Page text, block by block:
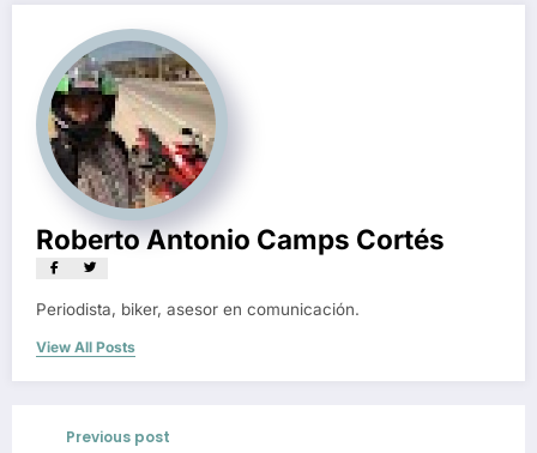
Roberto Antonio Camps Cortés
Periodista, biker, asesor en comunicación.
View All Posts
Previous post